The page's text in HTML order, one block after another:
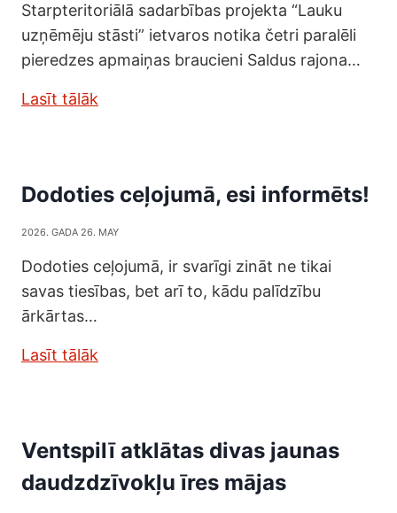
Starpteritoriālā sadarbības projekta “Lauku
uzņēmēju stāsti” ietvaros notika četri paralēli
pieredzes apmaiņas braucieni Saldus rajona…
Lasīt tālāk
Dodoties ceļojumā, esi informēts!
2026. GADA 26. MAY
Dodoties ceļojumā, ir svarīgi zināt ne tikai
savas tiesības, bet arī to, kādu palīdzību
ārkārtas…
Lasīt tālāk
Ventspilī atklātas divas jaunas
daudzdzīvokļu īres mājas